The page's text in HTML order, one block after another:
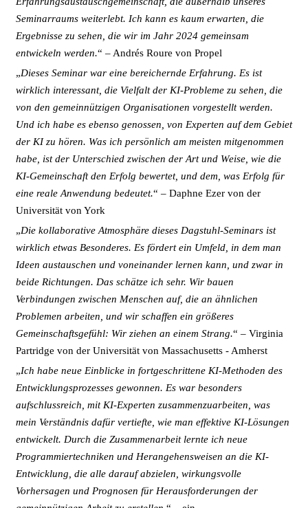
Seminarraums weiterlebt. Ich kann es kaum erwarten, die
Ergebnisse zu sehen, die wir im Jahr 2024 gemeinsam
entwickeln werden.“ – Andrés Roure von Propel
„Dieses Seminar war eine bereichernde Erfahrung. Es ist
wirklich interessant, die Vielfalt der KI-Probleme zu sehen, die
von den gemeinnützigen Organisationen vorgestellt werden.
Und ich habe es ebenso genossen, von Experten auf dem Gebiet
der KI zu hören. Was ich persönlich am meisten mitgenommen
habe, ist der Unterschied zwischen der Art und Weise, wie die
KI-Gemeinschaft den Erfolg bewertet, und dem, was Erfolg für
eine reale Anwendung bedeutet.“ – Daphne Ezer von der
Universität von York
„Die kollaborative Atmosphäre dieses Dagstuhl-Seminars ist
wirklich etwas Besonderes. Es fördert ein Umfeld, in dem man
Ideen austauschen und voneinander lernen kann, und zwar in
beide Richtungen. Das schätze ich sehr. Wir bauen
Verbindungen zwischen Menschen auf, die an ähnlichen
Problemen arbeiten, und wir schaffen ein größeres
Gemeinschaftsgefühl: Wir ziehen an einem Strang.“ – Virginia
Partridge von der Universität von Massachusetts - Amherst
„Ich habe neue Einblicke in fortgeschrittene KI-Methoden des
Entwicklungsprozesses gewonnen. Es war besonders
aufschlussreich, mit KI-Experten zusammenzuarbeiten, was
mein Verständnis dafür vertiefte, wie man effektive KI-Lösungen
entwickelt. Durch die Zusammenarbeit lernte ich neue
Programmiertechniken und Herangehensweisen an die KI-
Entwicklung, die alle darauf abzielen, wirkungsvolle
Vorhersagen und Prognosen für Herausforderungen der